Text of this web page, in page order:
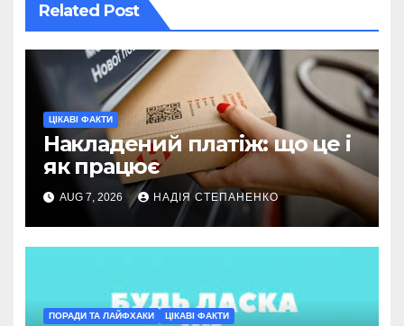
Related Post
ЦІКАВІ ФАКТИ
Накладений платіж: що це і
як працює
AUG 7, 2026 НАДІЯ СТЕПАНЕНКО
ПОРАДИ ТА ЛАЙФХАКИ ЦІКАВІ ФАКТИ